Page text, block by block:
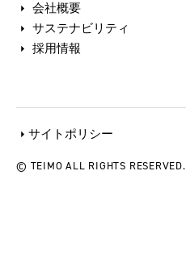
会社概要
サステナビリティ
採用情報
サイトポリシー
© TEIMO ALL RIGHTS RESERVED.